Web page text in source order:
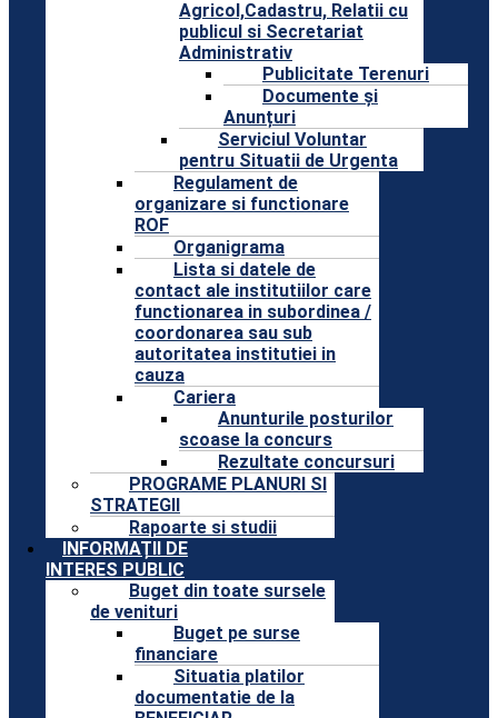
Agricol,Cadastru, Relatii cu
publicul si Secretariat
Administrativ
Publicitate Terenuri
Documente și
Anunțuri
Serviciul Voluntar
pentru Situatii de Urgenta
Regulament de
organizare si functionare
ROF
Organigrama
Lista si datele de
contact ale institutiilor care
functionarea in subordinea /
coordonarea sau sub
autoritatea institutiei in
cauza
Cariera
Anunturile posturilor
scoase la concurs
Rezultate concursuri
PROGRAME PLANURI SI
STRATEGII
Rapoarte si studii
INFORMAȚII DE
INTERES PUBLIC
Buget din toate sursele
de venituri
Buget pe surse
financiare
Situatia platilor
documentatie de la